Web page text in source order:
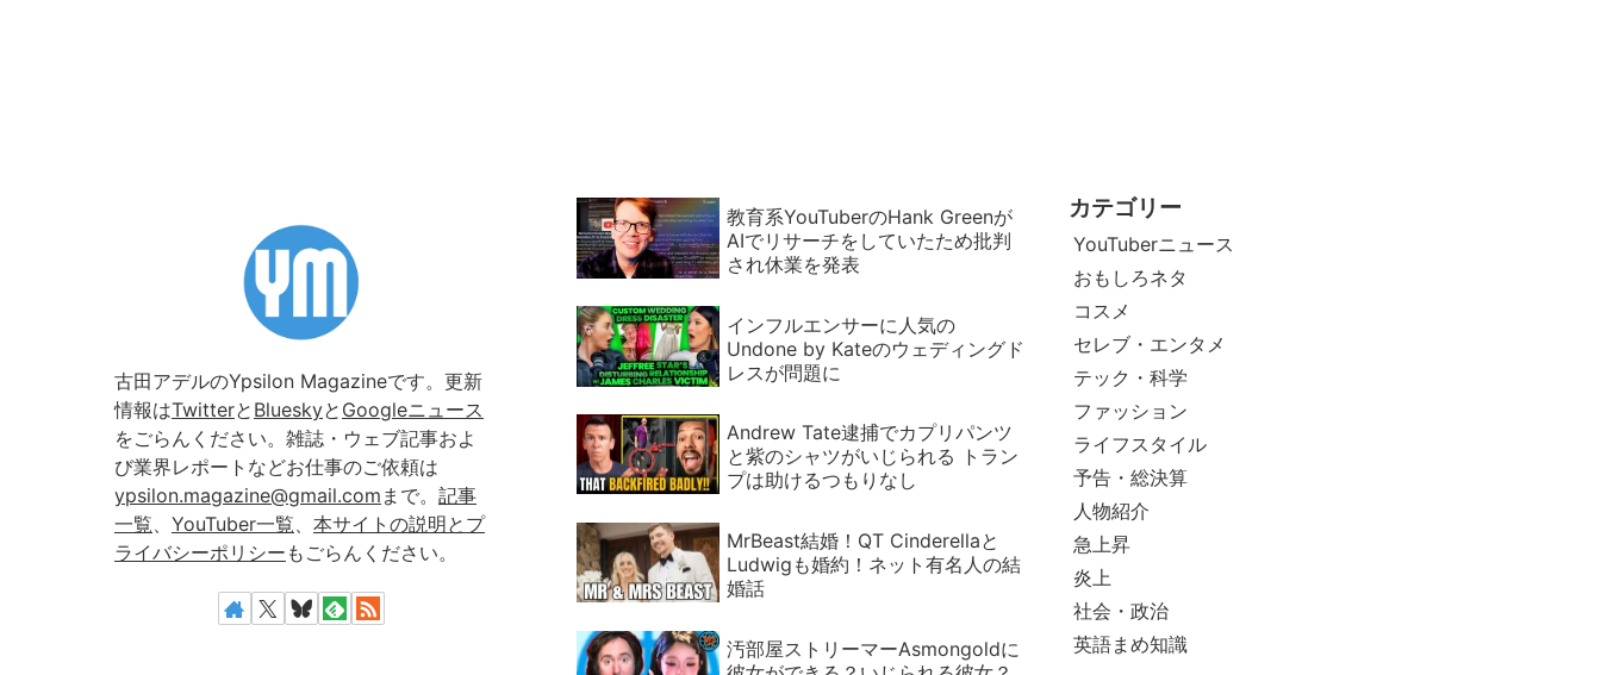
古田アデルのYpsilon Magazineです。更新
情報はTwitterと Blueskyと Googleニュース
をごらんください。雑誌・ウェブ記事およ
び業界レポートなどお仕事のご依頼は
ypsilon.magazine@gmail.com まで。 記事
一覧
YouTuber一覧
本サイトの説明とプ
ライバシーポリシー もごらんください。
教育系YouTuberのHank Greenが
AIでリサーチをしていたため批判
され休業を発表
インフルエンサーに人気の
Undone by Kateのウェディングド
レスが問題に
Andrew Tate逮捕でカプリパンツ
と紫のシャツがいじられる トラン
プは助けるつもりなし
MrBeast結婚！QT Cinderellaと
Ludwigも婚約！ネット有名人の結
婚話
汚部屋ストリーマーAsmongoldに
カテゴリー
YouTuberニュース
おもしろネタ
コスメ
セレブ・エンタメ
テック・科学
ファッション
ライフスタイル
予告・総決算
人物紹介
急上昇
炎上
社会・政治
英語まめ知識